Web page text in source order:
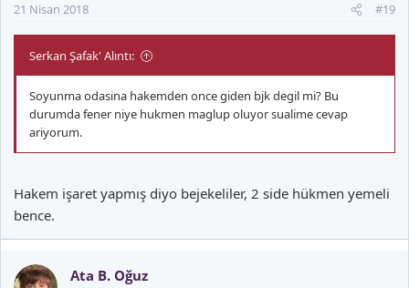
21 Nisan 2018 #19
Serkan Şafak' Alıntı:
Soyunma odasina hakemden once giden bjk degil mi? Bu
durumda fener niye hukmen maglup oluyor sualime cevap
ariyorum.
Hakem işaret yapmış diyo bejekeliler, 2 side hükmen yemeli
bence.
Ata B. Oğuz